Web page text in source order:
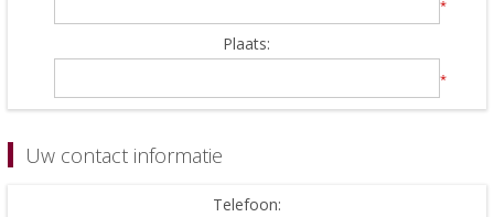
*
Plaats:
*
Uw contact informatie
Telefoon: